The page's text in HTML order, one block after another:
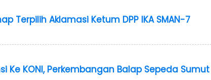
Terpilih Aklamasi Ketum DPP IKA SMAN-7
Ke KONI, Perkembangan Balap Sepeda Sumut